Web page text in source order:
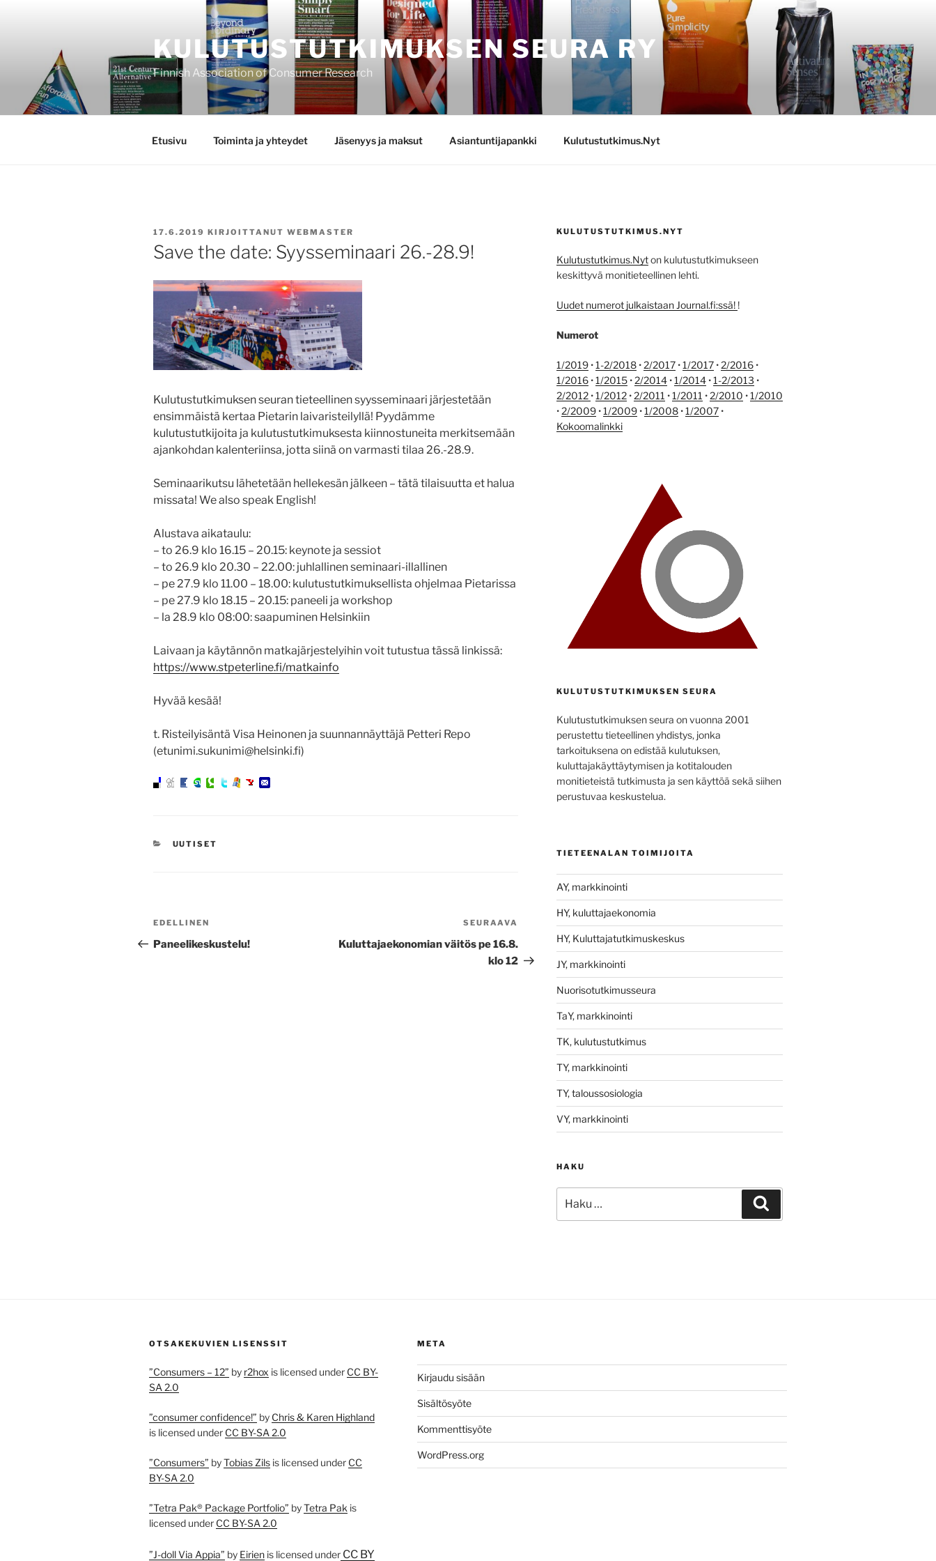
KULUTUSTUTKIMUKSEN SEURA RY
Finnish Association of Consumer Research
Etusivu Toiminta ja yhteydet Jäsenyys ja maksut Asiantuntijapankki Kulutustutkimus.Nyt
JULKAISTU
17.6.2019 KIRJOITTANUT WEBMASTER
Save the date: Syysseminaari 26.-28.9!
Kulutustutkimuksen seuran tieteellinen syysseminaari järjestetään
ensimmäistä kertaa Pietarin laivaristeilyllä! Pyydämme
kulutustutkijoita ja kulutustutkimuksesta kiinnostuneita merkitsemään
ajankohdan kalenteriinsa, jotta siinä on varmasti tilaa 26.-28.9.
Seminaarikutsu lähetetään hellekesän jälkeen – tätä tilaisuutta et halua
missata! We also speak English!
Alustava aikataulu:
– to 26.9 klo 16.15 – 20.15: keynote ja sessiot
– to 26.9 klo 20.30 – 22.00: juhlallinen seminaari-illallinen
– pe 27.9 klo 11.00 – 18.00: kulutustutkimuksellista ohjelmaa Pietarissa
– pe 27.9 klo 18.15 – 20.15: paneeli ja workshop
– la 28.9 klo 08:00: saapuminen Helsinkiin
Laivaan ja käytännön matkajärjestelyihin voit tutustua tässä linkissä:
https://www.stpeterline.fi/matkainfo
Hyvää kesää!
t. Risteilyisäntä Visa Heinonen ja suunnannäyttäjä Petteri Repo
(etunimi.sukunimi@helsinki.fi)
KATEGORIAT
UUTISET
Artikkelien
selaus
Edellinen
artikkeli
EDELLINEN
Paneelikeskustelu!
Seuraava
artikkeli
SEURAAVA
Kuluttajaekonomian väitös pe 16.8.
klo 12
KULUTUSTUTKIMUS.NYT
Kulutustutkimus.Nyton kulutustutkimukseen
keskittyvä monitieteellinen lehti.
Uudet numerot julkaistaan Journal.fi:ssä! !
Numerot
1/2019•1-2/2018•2/2017•1/2017•2/2016•
1/2016•1/2015•2/2014•1/2014•1-2/2013 •
2/2012 •1/2012•2/2011 •1/2011 •2/2010 •1/2010
•2/2009•1/2009•1/2008•1/2007•
Kokoomalinkki
KULUTUSTUTKIMUKSEN SEURA
Kulutustutkimuksen seura on vuonna 2001
perustettu tieteellinen yhdistys, jonka
tarkoituksena on edistää kulutuksen,
kuluttajakäyttäytymisen ja kotitalouden
monitieteistä tutkimusta ja sen käyttöä sekä siihen
perustuvaa keskustelua.
TIETEENALAN TOIMIJOITA
AY, markkinointi
HY, kuluttajaekonomia
HY, Kuluttajatutkimuskeskus
JY, markkinointi
Nuorisotutkimusseura
TaY, markkinointi
TK, kulutustutkimus
TY, markkinointi
TY, taloussosiologia
VY, markkinointi
HAKU
OTSAKEKUVIEN LISENSSIT
”Consumers – 12” by r2hox is licensed under CC BY-
SA 2.0
”consumer confidence!” by Chris & Karen Highland
is licensed under CC BY-SA 2.0
”Consumers” byTobias Zils is licensed under CC
BY-SA 2.0
”Tetra Pak® Package Portfolio” byTetra Pak is
licensed under CC BY-SA 2.0
”J-doll Via Appia” by Eirien is licensed under CC BY
META
Kirjaudu sisään
Sisältösyöte
Kommenttisyöte
WordPress.org